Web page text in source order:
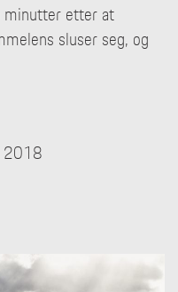
minutter etter at
sluser seg, og
2018